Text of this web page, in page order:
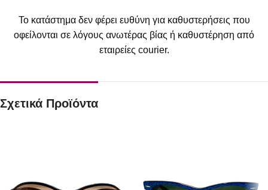
Το κατάστημα δεν φέρει ευθύνη για καθυστερήσεις που
οφείλονται σε λόγους ανωτέρας βίας ή καθυστέρηση από
εταιρείες courier.
Σχετικά Προϊόντα